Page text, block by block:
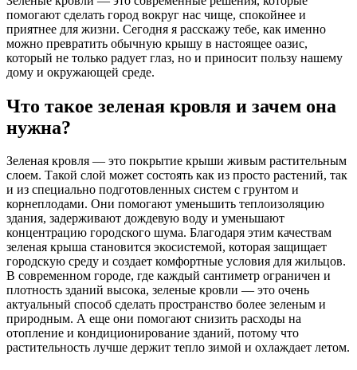
помогают сделать город вокруг нас чище, спокойнее и
приятнее для жизни. Сегодня я расскажу тебе, как именно
можно превратить обычную крышу в настоящее оазис,
который не только радует глаз, но и приносит пользу нашему
дому и окружающей среде.
Что такое зеленая кровля и зачем она
нужна?
Зеленая кровля — это покрытие крыши живым растительным
слоем. Такой слой может состоять как из просто растений, так
и из специально подготовленных систем с грунтом и
корнеплодами. Они помогают уменьшить теплоизоляцию
здания, задерживают дождевую воду и уменьшают
концентрацию городского шума. Благодаря этим качествам
зеленая крыша становится экосистемой, которая защищает
городскую среду и создает комфортные условия для жильцов.
В современном городе, где каждый сантиметр ограничен и
плотность зданий высока, зеленые кровли — это очень
актуальный способ сделать пространство более зеленым и
природным. А еще они помогают снизить расходы на
отопление и кондиционирование зданий, потому что
растительность лучше держит тепло зимой и охлаждает летом.